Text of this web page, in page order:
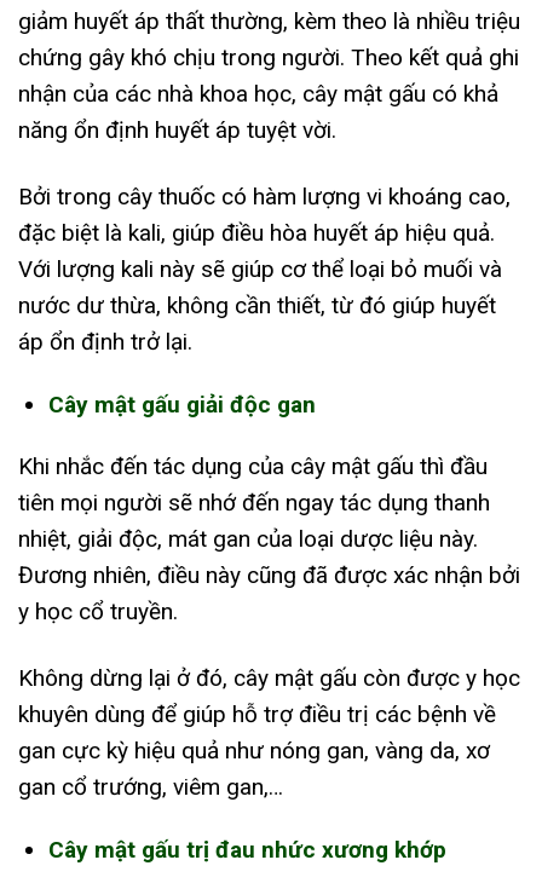
giảm huyết áp thất thường, kèm theo là nhiều triệu
chứng gây khó chịu trong người. Theo kết quả ghi
nhận của các nhà khoa học, cây mật gấu có khả
năng ổn định huyết áp tuyệt vời.
Bởi trong cây thuốc có hàm lượng vi khoáng cao,
đặc biệt là kali, giúp điều hòa huyết áp hiệu quả.
Với lượng kali này sẽ giúp cơ thể loại bỏ muối và
nước dư thừa, không cần thiết, từ đó giúp huyết
áp ổn định trở lại.
Cây mật gấu giải độc gan
Khi nhắc đến tác dụng của cây mật gấu thì đầu
tiên mọi người sẽ nhớ đến ngay tác dụng thanh
nhiệt, giải độc, mát gan của loại dược liệu này.
Đương nhiên, điều này cũng đã được xác nhận bởi
y học cổ truyền.
Không dừng lại ở đó, cây mật gấu còn được y học
khuyên dùng để giúp hỗ trợ điều trị các bệnh về
gan cực kỳ hiệu quả như nóng gan, vàng da, xơ
gan cổ trướng, viêm gan,…
Cây mật gấu trị đau nhức xương khớp